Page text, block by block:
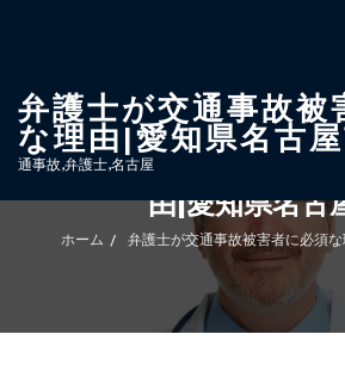
弁護士が交通事故被
な理由|愛知県名古
通事故,弁護士,名古屋
弁護士が交通事故被害
由|愛知県名古
ホーム 弁護士が交通事故被害者に必須